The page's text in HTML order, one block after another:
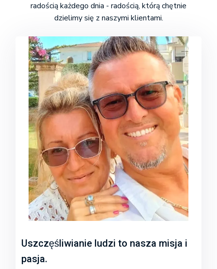
radością każdego dnia - radością, którą chętnie
dzielimy się z naszymi klientami.
Uszczęśliwianie ludzi to nasza misja i
pasja.